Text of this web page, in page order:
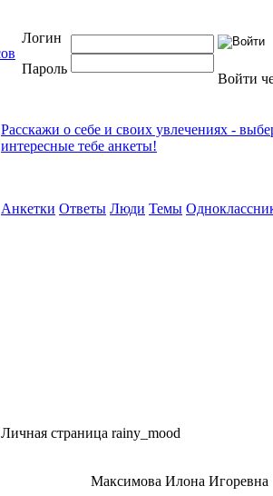
Логин
Пароль
Войти
Расскажи о себе и своих увлечениях -
интересные тебе анкеты!
Анкетки Ответы Люди Темы
Личная страница rainy_mood
Максимова Илона Игоревна